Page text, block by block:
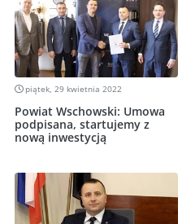
piątek, 29 kwietnia 2022
Powiat Wschowski: Umowa
podpisana, startujemy z
nową inwestycją